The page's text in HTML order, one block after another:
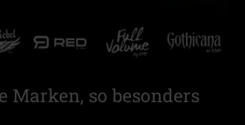
Marken, so besonders